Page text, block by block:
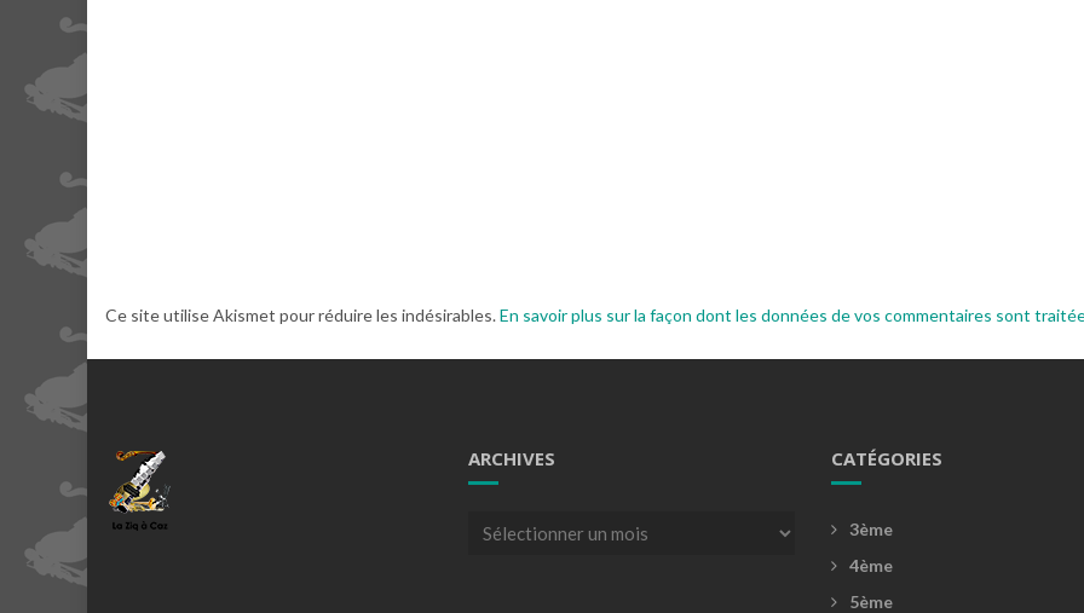
Ce site utilise Akismet pour réduire les indésirables.En savoir plus sur la façon dont les données de vos commentaires sont
ARCHIVES
Archives
CATÉGORIES
3ème
4ème
5ème